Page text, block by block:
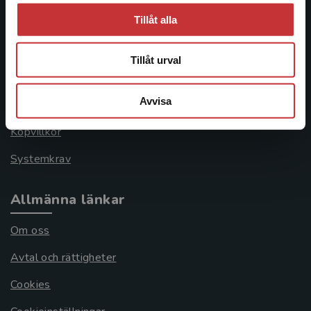
Tillåt alla
Tillåt urval
Avvisa
046-31 21 00
Köpvillkor
Systemkrav
Allmänna länkar
Om oss
Avtal och rättigheter
Cookies